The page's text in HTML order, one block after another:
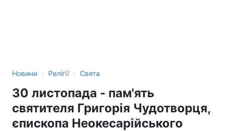
Новини › Релігії › Свята
30 листопада - пам'ять
святителя Григорія Чудотворця,
єпископа Неокесарійського